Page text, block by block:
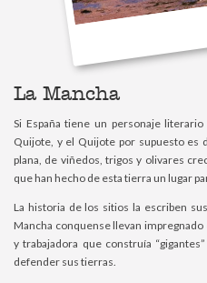
La Mancha
Si España tiene un personaje
Quijote, y el Quijote por supuesto es
plana, de viñedos, trigos y olivares
que han hecho de esta tierra un lugar
La historia de los sitios la escriben
Mancha conquense llevan
y trabajadora que construía
defender sus tierras.